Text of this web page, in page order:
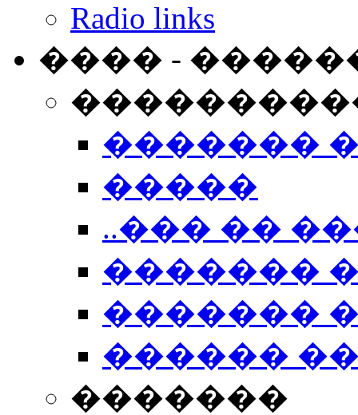
Radio links
���� -
�������
�����
..��� ��
�������
�������
������
�������